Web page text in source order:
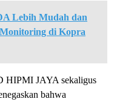
Lebih Mudah dan
di Kopra
HIPMI JAYA sekaligus
bahwa